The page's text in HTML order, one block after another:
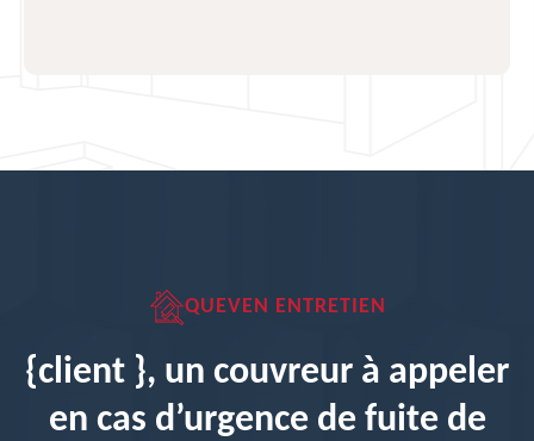
QUEVEN ENTRETIEN
{client }, un couvreur à appeler
en cas d’urgence de fuite de